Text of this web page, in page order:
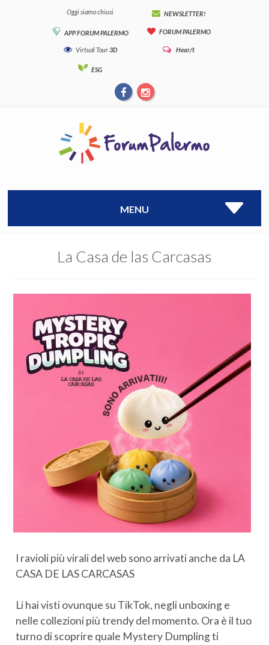
Oggi siamo chiusi NEWSLETTER!
APP FORUM PALERMO FORUM PALERMO
Virtual Tour3D Hear/t
ESG
MENU
La Casa de las Carcasas
I ravioli più virali del web sono arrivati anche da LA
CASA DE LAS CARCASAS
Li hai visti ovunque su TikTok, negli unboxing e
nelle collezioni più trendy del momento. Ora è il tuo
turno di scoprire quale Mystery Dumpling ti